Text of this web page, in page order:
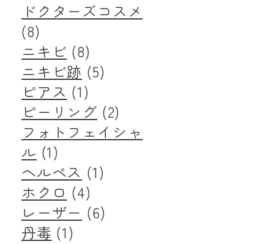
ドクターズコスメ
(8)
ニキビ (8)
ニキビ跡 (5)
ピアス (1)
ピーリング (2)
フォトフェイシャ
ル (1)
ヘルペス (1)
ホクロ (4)
レーザー (6)
丹毒 (1)